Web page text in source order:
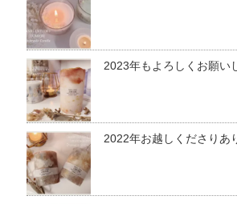
2023年もよろしくお願い
2022年お越しくださりあ